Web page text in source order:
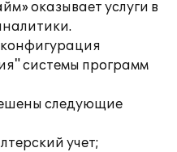
оказывает услуги в
системы программ
следующие
учет;